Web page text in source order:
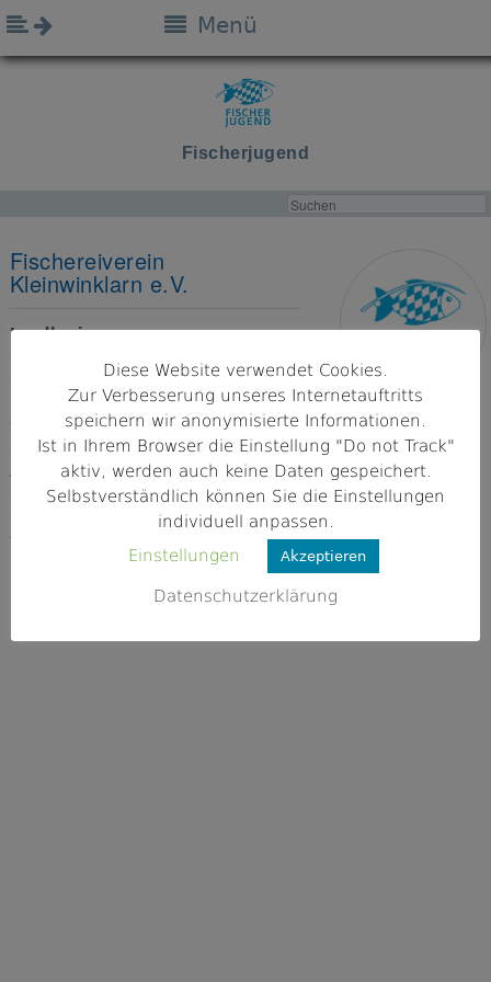
Fischerjugend
Menü
Fischereiverein
Kleinwinklarn e.V.
Landkreis
Oberpfalz
Adresse
92431 Kleinwinklarn
Webseite
Diese Website verwendet Cookies.
Zur Verbesserung unseres Internetauftritts
speichern wir anonymisierte Informationen.
Ist in Ihrem Browser die Einstellung "Do not Track"
aktiv, werden auch keine Daten gespeichert.
Selbstverständlich können Sie die Einstellungen
individuell anpassen.
Einstellungen
Akzeptieren
Datenschutzerklärung